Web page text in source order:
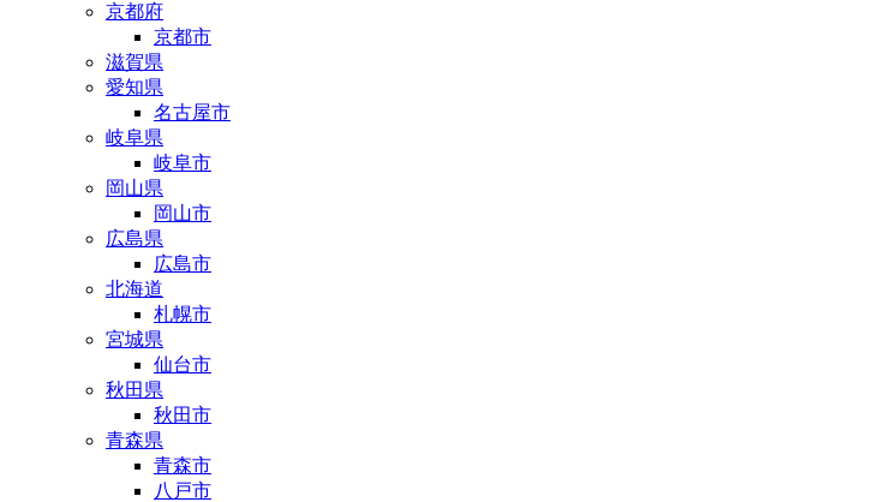
京都府
京都市
滋賀県
愛知県
名古屋市
岐阜県
岐阜市
岡山県
岡山市
広島県
広島市
北海道
札幌市
宮城県
仙台市
秋田県
秋田市
青森県
青森市
八戸市